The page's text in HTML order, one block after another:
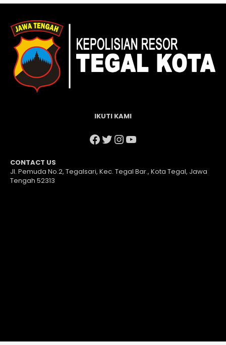
IKUTI KAMI
Facebook
Twitter
Instagram
YouTube
CONTACT US
Jl. Pemuda No.2, Tegalsari, Kec. Tegal Bar., Kota Tegal, Jawa
Tengah 52313